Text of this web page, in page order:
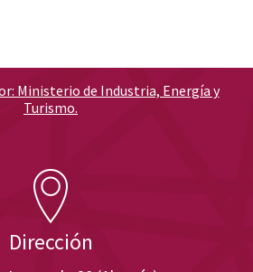
Dirección
Ministerio de Industria, Energía y
Turismo.